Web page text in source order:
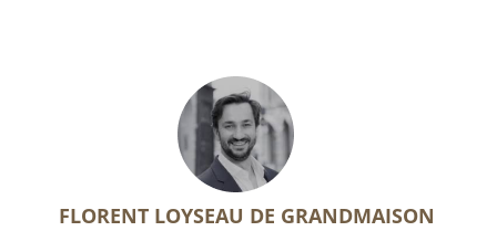
FLORENT LOYSEAU DE GRANDMAISON